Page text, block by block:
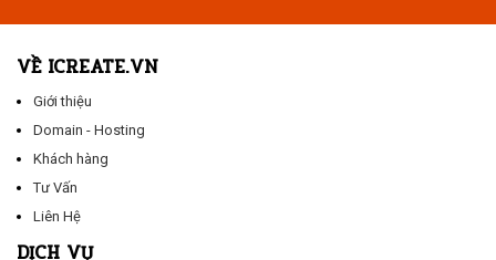
VỀ ICREATE.VN
Giới thiệu
Domain - Hosting
Khách hàng
Tư Vấn
Liên Hệ
DỊCH VỤ